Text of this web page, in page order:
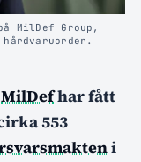
MilDef Group,
MilDefhar fått
553
i